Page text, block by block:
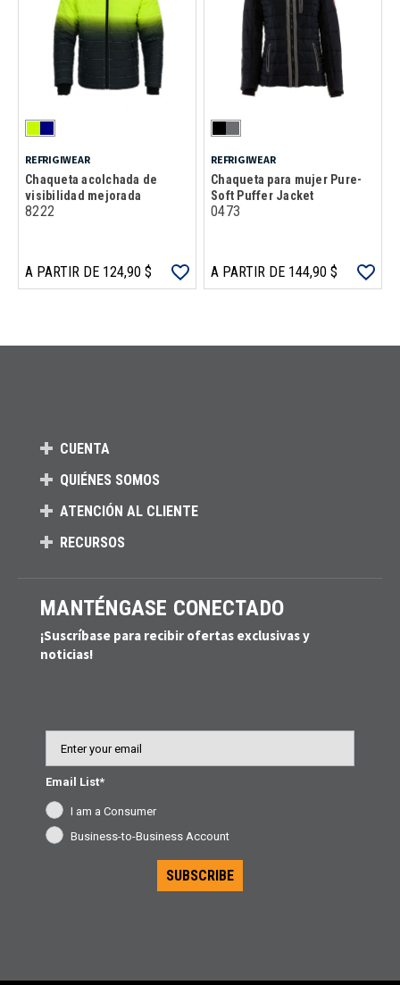
REFRIGIWEAR
Chaqueta acolchada de
visibilidad mejorada
8222
A PARTIR DE 124,90 $
REFRIGIWEAR
Chaqueta para mujer Pure-
Soft Puffer Jacket
0473
A PARTIR DE 144,90 $
CUENTA
QUIÉNES SOMOS
ATENCIÓN AL CLIENTE
RECURSOS
MANTÉNGASE CONECTADO
¡Suscríbase para recibir ofertas exclusivas y
noticias!
Email List*
I am a Consumer
Business-to-Business Account
SUBSCRIBE